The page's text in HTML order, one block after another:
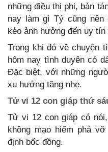
những điều thị phi, bàn
nay làm gì Tý cũng nên
kẻo ảnh hưởng đến uy tín
Trong khi đó về chuyện
hôm nay tình duyên có
Đặc biệt, với những
xu hướng tăng nhẹ.
Tử vi 12 con giáp thứ
Tử vi 12 con giáp có
không mạo hiểm phá
định bốc đồng.